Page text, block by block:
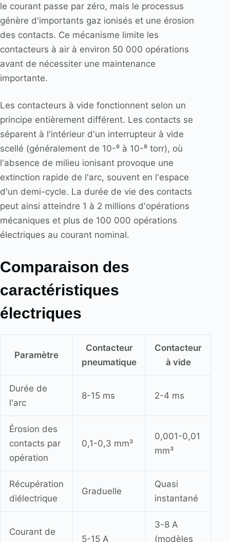
le courant passe par zéro, mais le processus
génère d'importants gaz ionisés et une érosion
des contacts. Ce mécanisme limite les
contacteurs à air à environ 50 000 opérations
avant de nécessiter une maintenance
importante.
Les contacteurs à vide fonctionnent selon un
principe entièrement différent. Les contacts se
séparent à l'intérieur d'un interrupteur à vide
scellé (généralement de 10-⁶ à 10-⁸ torr), où
l'absence de milieu ionisant provoque une
extinction rapide de l'arc, souvent en l'espace
d'un demi-cycle. La durée de vie des contacts
peut ainsi atteindre 1 à 2 millions d'opérations
mécaniques et plus de 100 000 opérations
électriques au courant nominal.
Comparaison des
caractéristiques
électriques
Paramètre
Contacteur
pneumatique
Contacteur
à vide
Durée de
l'arc
8-15 ms 2-4 ms
Érosion des
contacts par
opération
0,1-0,3 mm³
0,001-0,01
mm³
Récupération
diélectrique
Graduelle
Quasi
instantané
Courant de
5-15 A
3-8 A
(modèles